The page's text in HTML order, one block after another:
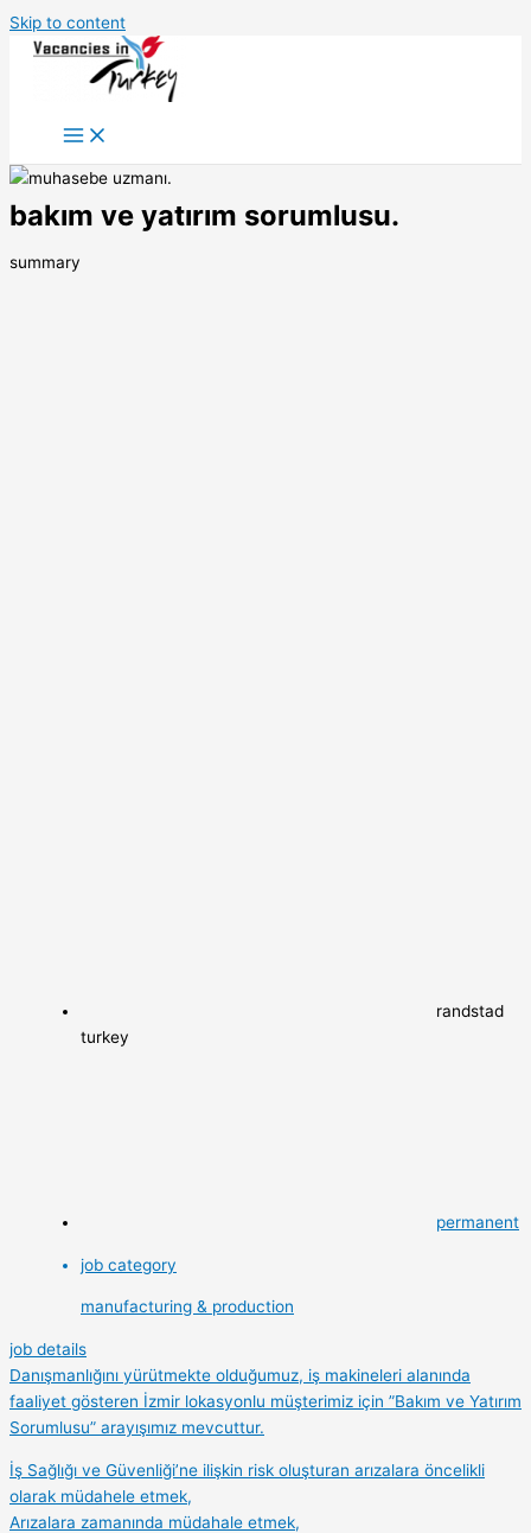
Skip to content
bakım ve yatırım sorumlusu.
summary
randstad
turkey
permanent
job category
manufacturing & production
job details
Danışmanlığını yürütmekte olduğumuz, iş makineleri alanında
faaliyet gösteren İzmir lokasyonlu müşterimiz için ”Bakım ve Yatırım
Sorumlusu” arayışımız mevcuttur.
İş Sağlığı ve Güvenliği’ne ilişkin risk oluşturan arızalara öncelikli
olarak müdahele etmek,
Arızalara zamanında müdahale etmek,